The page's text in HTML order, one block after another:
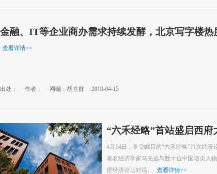
金融、IT等企业商办需求持续发酵，北京写字楼热
查看详情>>
出处： 作者： 网编：胡立群 2019-04-15
“六禾经略”首站盛启西府
尖财富秘籍
4月14日，备受瞩目的“六禾经略”首次经济
著名经济学家马光远与数十位中国塔尖人
层经济论坛对话。
查看详情>>